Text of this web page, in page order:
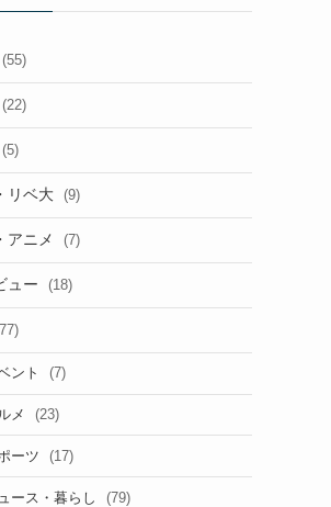
(55)
(22)
(5)
リベ大 (9)
アニメ (7)
ュー (18)
ント (7)
メ (23)
ーツ (17)
ース・暮らし (79)